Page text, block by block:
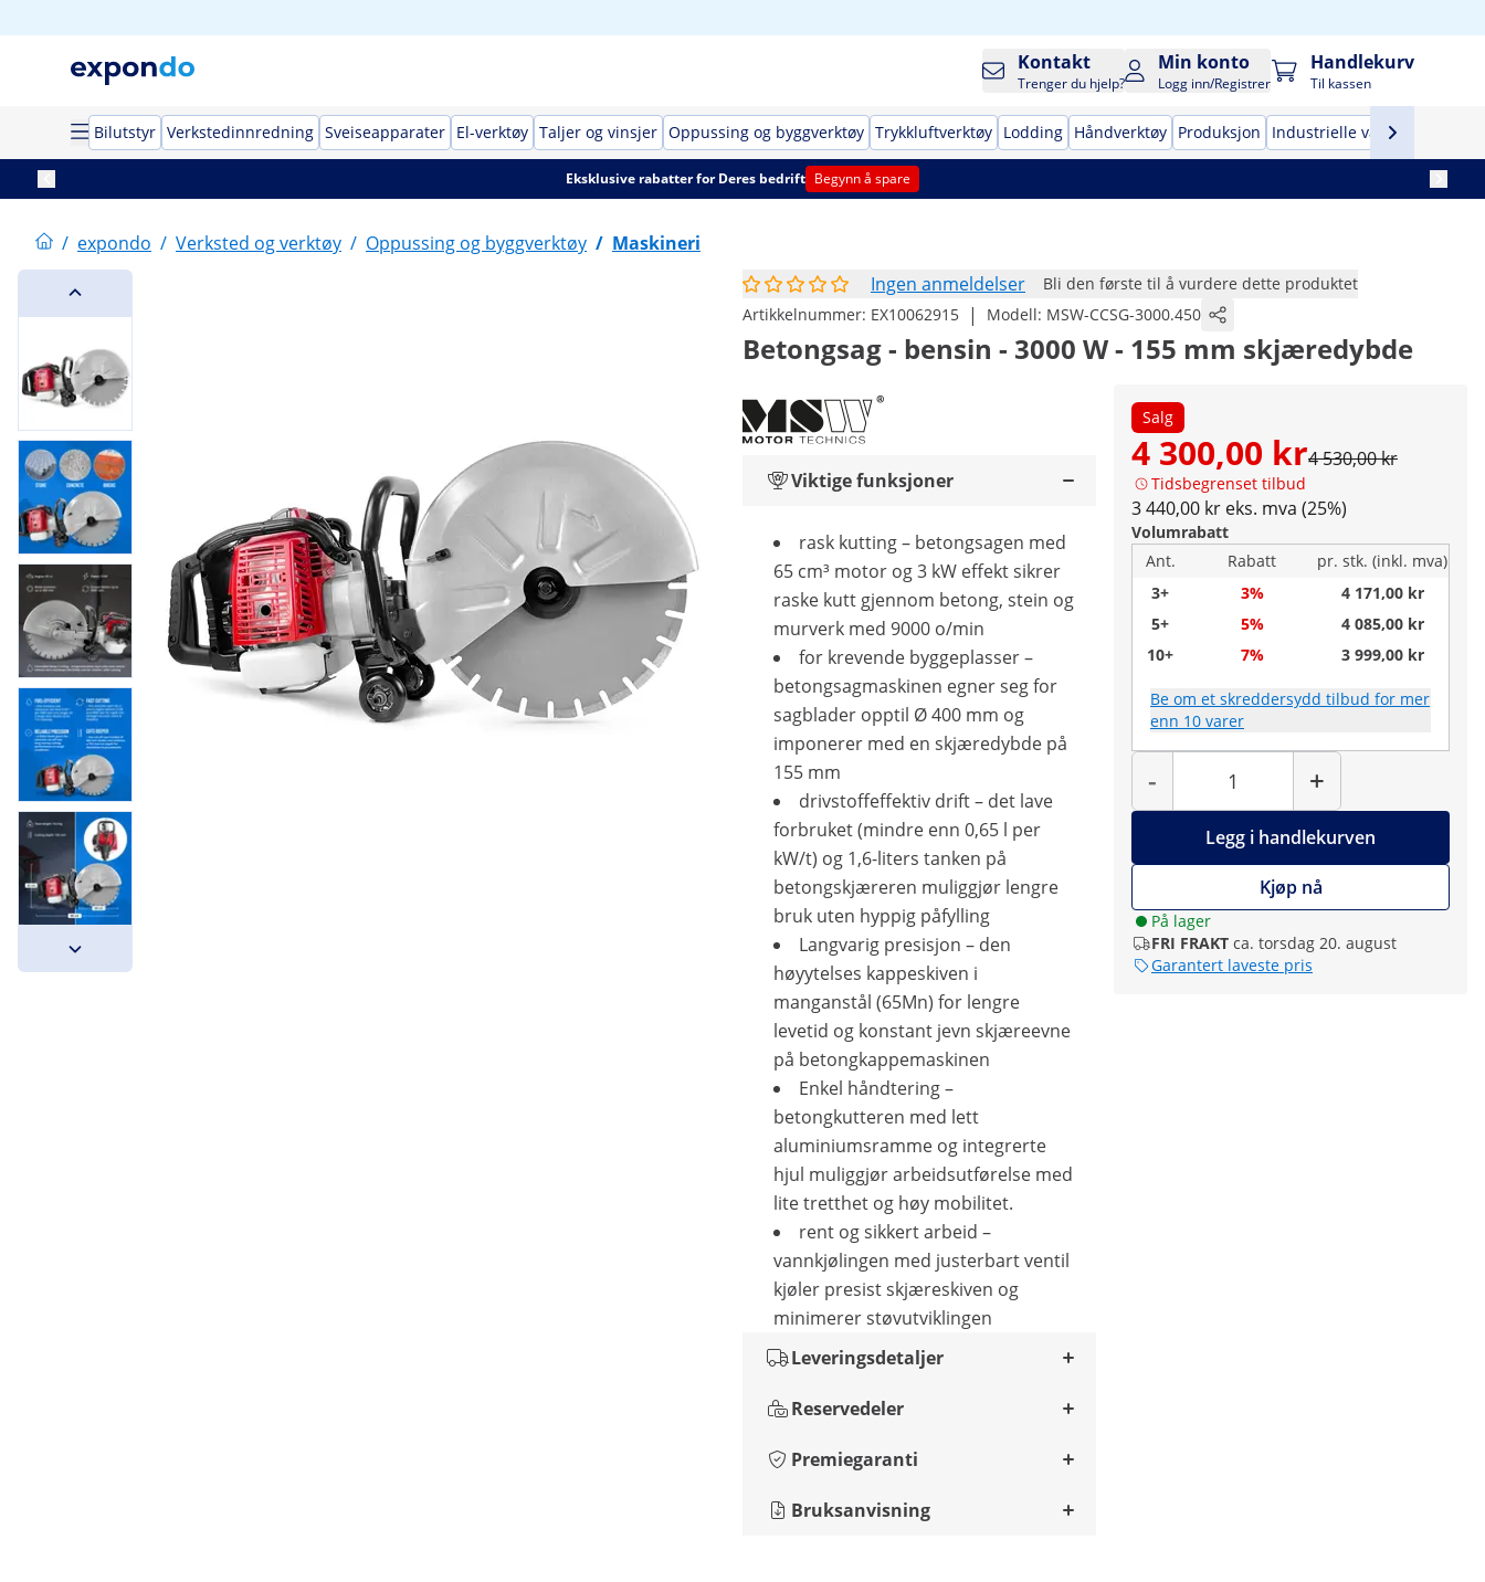
Kontakt
Trenger du hjelp?
Min konto
Logg inn/Registrer
Handlekurv
Til kassen
Bilutstyr Verkstedinnredning Sveiseapparater El-verktøy Taljer og vinsjer Oppussing og byggverktøy Trykkluftverktøy Lodding Håndverktøy Produksjon Industrielle
Eksklusive rabatter for Deres bedrift Begynn å spare
/ expondo / Verksted og verktøy / Oppussing og byggverktøy / Maskineri
Ingen anmeldelser
Bli den første til å vurdere dette produktet
Artikkelnummer: EX10062915 | Modell: MSW-CCSG-3000.450
Betongsag - bensin - 3000 W - 155 mm skjæredybde
Salg
4 300,00 kr4 530,00 kr
Tidsbegrenset tilbud
3 440,00 kr eks. mva (25%)
Volumrabatt
Ant.
Rabatt
pr. stk. (inkl. mva)
3+
3%
4 171,00 kr
5+
5%
4 085,00 kr
10+
7% 3 999,00 kr
Be om et skreddersydd tilbud for mer
enn 10 varer
-
Antall
+
Legg i handlekurven
Kjøp nå
På lager
FRI FRAKT ca. torsdag 20. august
Garantert laveste pris
Viktige funksjoner
rask kutting – betongsagen med
65 cm³ motor og 3 kW effekt sikrer
raske kutt gjennom betong, stein og
murverk med 9000 o/min
for krevende byggeplasser –
betongsagmaskinen egner seg for
sagblader opptil Ø 400 mm og
imponerer med en skjæredybde på
155 mm
drivstoffeffektiv drift – det lave
forbruket (mindre enn 0,65 l per
kW/t) og 1,6-liters tanken på
betongskjæreren muliggjør lengre
bruk uten hyppig påfylling
Langvarig presisjon – den
høyytelses kappeskiven i
manganstål (65Mn) for lengre
levetid og konstant jevn skjæreevne
på betongkappemaskinen
Enkel håndtering –
betongkutteren med lett
aluminiumsramme og integrerte
hjul muliggjør arbeidsutførelse med
lite tretthet og høy mobilitet.
rent og sikkert arbeid –
vannkjølingen med justerbart ventil
kjøler presist skjæreskiven og
minimerer støvutviklingen
Leveringsdetaljer
Reservedeler
Premiegaranti
Bruksanvisning